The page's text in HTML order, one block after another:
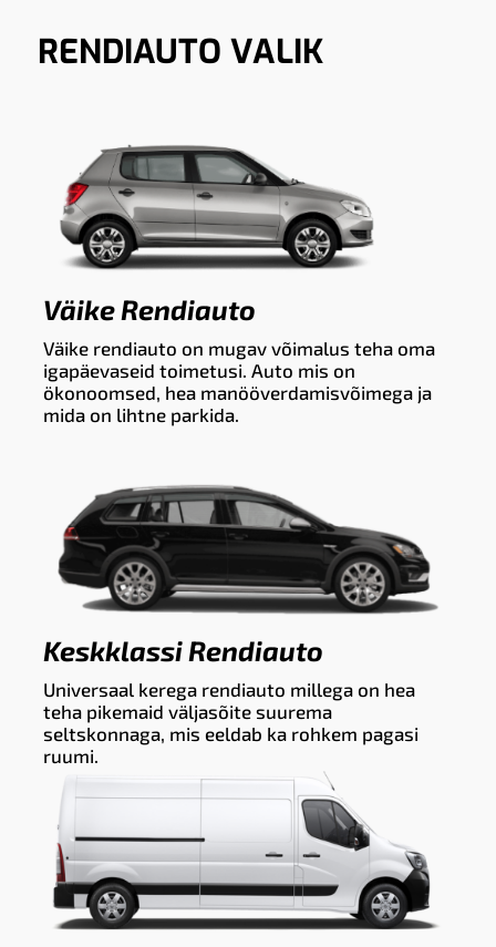
RENDIAUTO VALIK
Väike Rendiauto
Väike rendiauto on mugav võimalus teha oma
igapäevaseid toimetusi. Auto mis on
ökonoomsed, hea manööverdamisvõimega ja
mida on lihtne parkida.
Keskklassi Rendiauto
Universaal kerega rendiauto millega on hea
teha pikemaid väljasõite suurema
seltskonnaga, mis eeldab ka rohkem pagasi
ruumi.